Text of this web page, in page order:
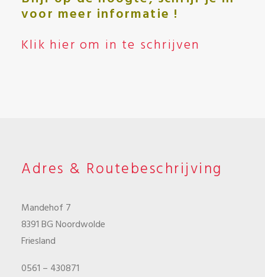
voor meer informatie !
Klik hier om in te schrijven
Adres & Routebeschrijving
Mandehof 7
8391 BG Noordwolde
Friesland
0561 – 430871